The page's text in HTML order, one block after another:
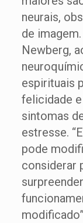
neurais,
de
Newberg,
espirituais
felicidade
sintomas
estresse.
pode
considerar